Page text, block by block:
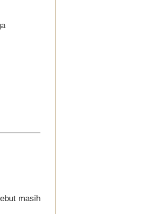
masih